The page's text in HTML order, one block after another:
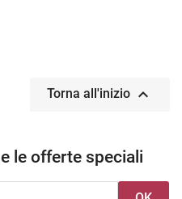
Torna all'inizio 
le offerte speciali